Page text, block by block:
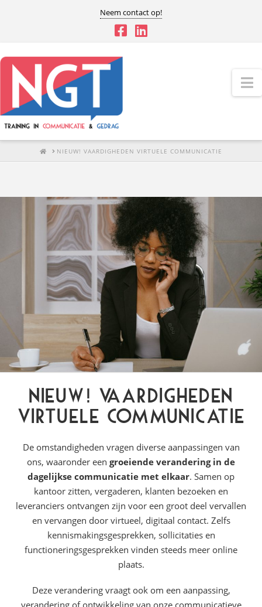
Neem contact op!
HOMENIEUW! VAARDIGHEDEN VIRTUELE COMMUNICATIE
NIEUW! Vaardigheden
Virtuele Communicatie
De omstandigheden vragen diverse aanpassingen van
ons, waaronder een groeiende verandering in de
dagelijkse communicatie met elkaar. Samen op
kantoor zitten, vergaderen, klanten bezoeken en
leveranciers ontvangen zijn voor een groot deel vervallen
en vervangen door virtueel, digitaal contact. Zelfs
kennismakingsgesprekken, sollicitaties en
functioneringsgesprekken vinden steeds meer online
plaats.
Deze verandering vraagt ook om een aanpassing,